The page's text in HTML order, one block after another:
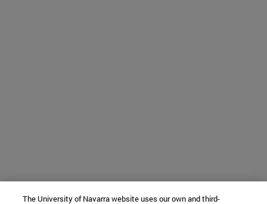
The University of Navarra website uses our own and third-